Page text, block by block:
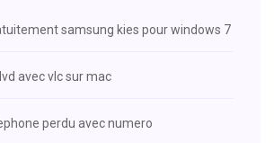
samsung kies pour windows 7
avec vlc sur mac
perdu avec numero